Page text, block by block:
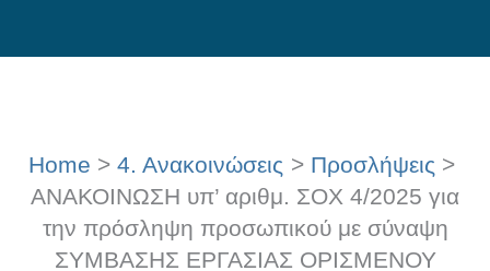
to
Home 4. Ανακοινώσεις
Προσλήψεις
ΑΝΑΚΟΙΝΩΣΗ υπ’ αριθμ. ΣΟΧ 4/2025 για
την πρόσληψη προσωπικού με σύναψη
ΣΥΜΒΑΣΗΣ ΕΡΓΑΣΙΑΣ ΟΡΙΣΜΕΝΟΥ